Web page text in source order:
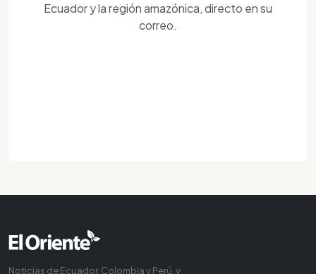
Ecuador y la región amazónica, directo en su
correo.
Noticias de Ecuador, Colombia y Perú, y